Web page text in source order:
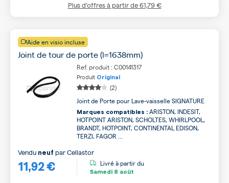
Plus d’offres à partir de61,79 €
Aide en visio incluse
Joint de tour de porte (l=1638mm)
Ref. produit : C00141317
Produit Original
(2)
Joint de Porte pour Lave-vaisselle SIGNATURE
Marques compatibles : ARISTON, INDESIT,
HOTPOINT ARISTON, SCHOLTES, WHIRLPOOL,
BRANDT, HOTPOINT, CONTINENTAL EDISON,
TERZI, FAGOR ...
11,92 €
Vendu neuf parCellastor
Livré à partir du
Samedi 8 août